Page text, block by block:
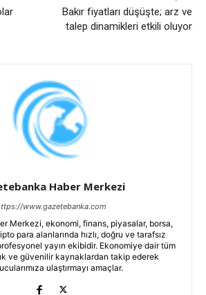
Bakır fiyatları düşüşte; arz ve
talep dinamikleri etkili oluyor
Haber Merkezi
www.gazetebanka.com
Merkezi, ekonomi, finans, piyasalar, borsa,
para alanlarında hızlı, doğru ve tarafsız
yayın ekibidir. Ekonomiye dair tüm
ve güvenilir kaynaklardan takip ederek
ulaştırmayı amaçlar.